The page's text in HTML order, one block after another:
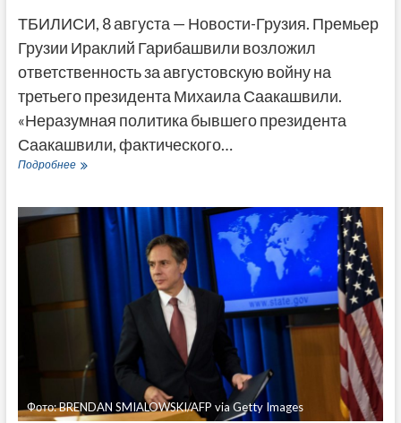
ТБИЛИСИ, 8 августа — Новости-Грузия. Премьер
Грузии Ираклий Гарибашвили возложил
ответственность за августовскую войну на
третьего президента Михаила Саакашвили.
«Неразумная политика бывшего президента
Саакашвили, фактического…
ПодробнееГарибашвили
войне:
предательство
Фото: BRENDAN SMIALOWSKI/AFP via Getty Images